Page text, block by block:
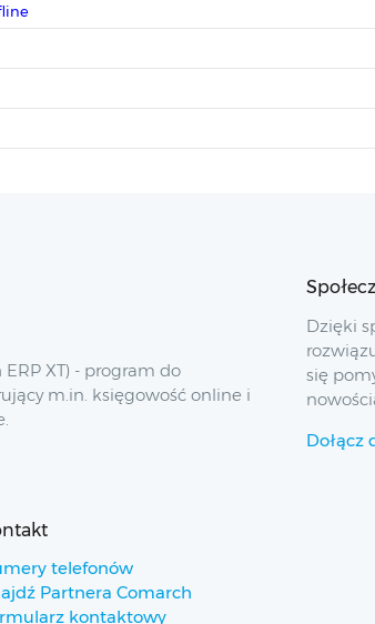
XT) - program do
m.in. księgowość online i
Dzięki
się
Dołącz
telefonów
Partnera Comarch
kontaktowy